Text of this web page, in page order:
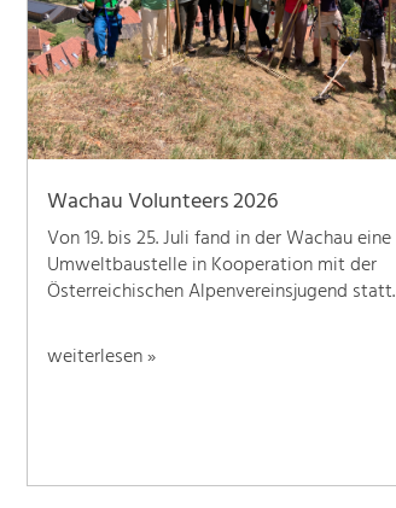
Wachau Volunteers 2026
Von 19. bis 25. Juli fand in der Wachau eine
Umweltbaustelle in Kooperation mit der
Österreichischen Alpenvereinsjugend statt.
weiterlesen »